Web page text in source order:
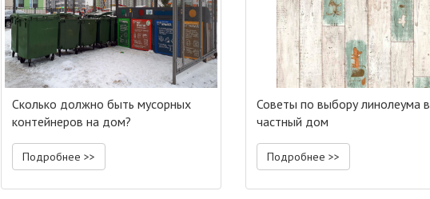
Сколько должно быть мусорных
контейнеров на дом?
Подробнее >>
Советы по выбору линолеума в
частный дом
Подробнее >>